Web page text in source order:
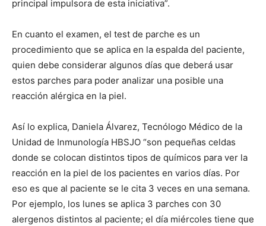
principal impulsora de esta iniciativa”.
En cuanto el examen, el test de parche es un
procedimiento que se aplica en la espalda del paciente,
quien debe considerar algunos días que deberá usar
estos parches para poder analizar una posible una
reacción alérgica en la piel.
Así lo explica, Daniela Álvarez, Tecnólogo Médico de la
Unidad de Inmunología HBSJO “son pequeñas celdas
donde se colocan distintos tipos de químicos para ver la
reacción en la piel de los pacientes en varios días. Por
eso es que al paciente se le cita 3 veces en una semana.
Por ejemplo, los lunes se aplica 3 parches con 30
alergenos distintos al paciente; el día miércoles tiene que